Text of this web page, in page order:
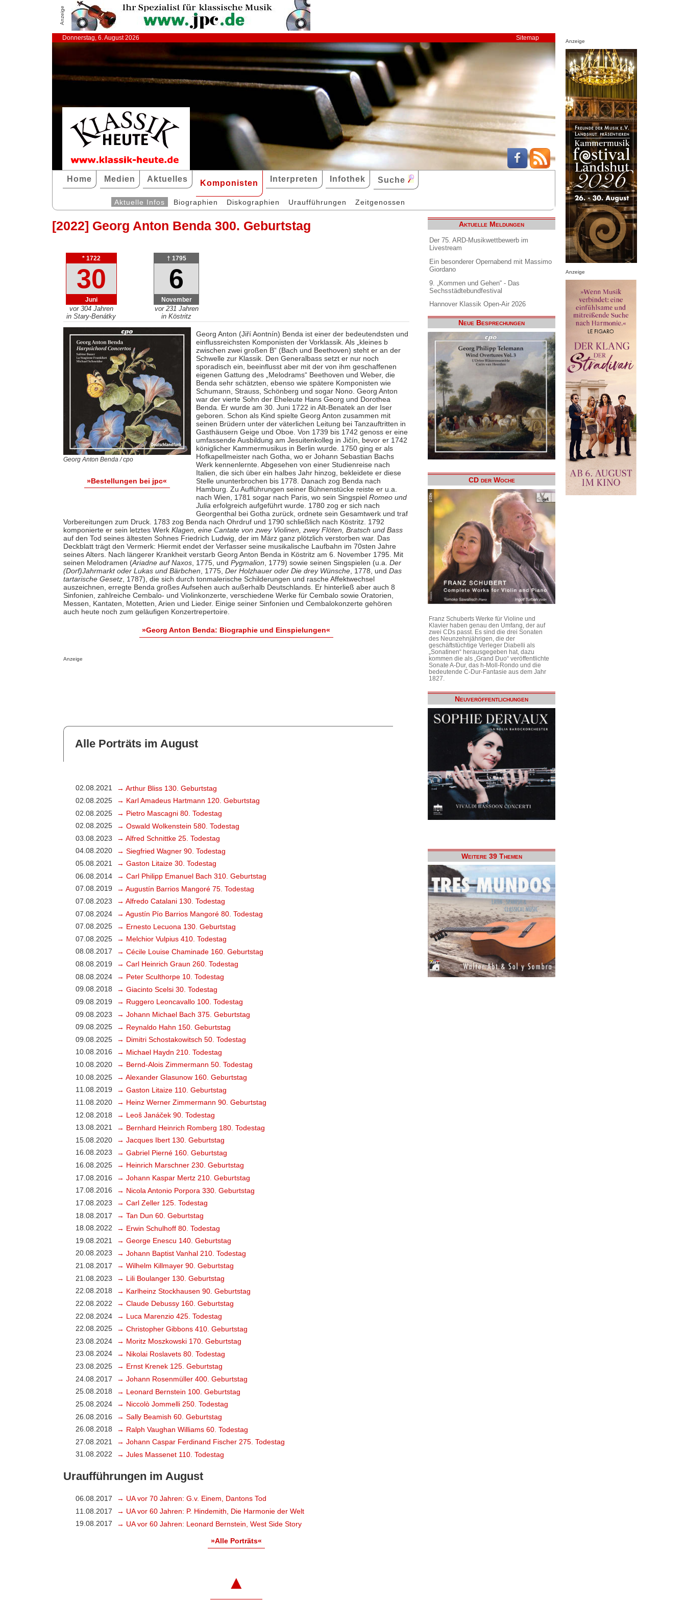
Anzeige
Donnerstag, 6. August 2026 Sitemap
Home Medien Aktuelles Komponisten Interpreten Infothek Suche
Aktuelle Infos Biographien Diskographien Uraufführungen Zeitgenossen
[2022] Georg Anton Benda 300. Geburtstag
* 1722
30
Juni
vor 304 Jahren
in Stary-Benátky
† 1795
6
November
vor 231 Jahren
in Köstritz
Georg Anton Benda / cpo
»Bestellungen bei jpc«
Georg Anton (Jiří Aontnín) Benda ist einer der bedeutendsten und
einflussreichsten Komponisten der Vorklassik. Als „kleines b
zwischen zwei großen B“ (Bach und Beethoven) steht er an der
Schwelle zur Klassik. Den Generalbass setzt er nur noch
sporadisch ein, beeinflusst aber mit der von ihm geschaffenen
eigenen Gattung des „Melodrams“ Beethoven und Weber, die
Benda sehr schätzten, ebenso wie spätere Komponisten wie
Schumann, Strauss, Schönberg und sogar Nono. Georg Anton
war der vierte Sohn der Eheleute Hans Georg und Dorothea
Benda. Er wurde am 30. Juni 1722 in Alt-Benatek an der Iser
geboren. Schon als Kind spielte Georg Anton zusammen mit
seinen Brüdern unter der väterlichen Leitung bei Tanzauftritten in
Gasthäusern Geige und Oboe. Von 1739 bis 1742 genoss er eine
umfassende Ausbildung am Jesuitenkolleg in Jičín, bevor er 1742
königlicher Kammermusikus in Berlin wurde. 1750 ging er als
Hofkapellmeister nach Gotha, wo er Johann Sebastian Bachs
Werk kennenlernte. Abgesehen von einer Studienreise nach
Italien, die sich über ein halbes Jahr hinzog, bekleidete er diese
Stelle ununterbrochen bis 1778. Danach zog Benda nach
Hamburg. Zu Aufführungen seiner Bühnenstücke reiste er u.a.
nach Wien, 1781 sogar nach Paris, wo sein Singspiel Romeo und
Julia erfolgreich aufgeführt wurde. 1780 zog er sich nach
Georgenthal bei Gotha zurück, ordnete sein Gesamtwerk und traf
Vorbereitungen zum Druck. 1783 zog Benda nach Ohrdruf und 1790 schließlich nach Köstritz. 1792
komponierte er sein letztes Werk Klagen, eine Cantate von zwey Violinen, zwey Flöten, Bratsch und Bass
auf den Tod seines ältesten Sohnes Friedrich Ludwig, der im März ganz plötzlich verstorben war. Das
Deckblatt trägt den Vermerk: Hiermit endet der Verfasser seine musikalische Laufbahn im 70sten Jahre
seines Alters. Nach längerer Krankheit verstarb Georg Anton Benda in Köstritz am 6. November 1795. Mit
seinen Melodramen (Ariadne auf Naxos, 1775, und Pygmalion , 1779) sowie seinen Singspielen (u.a. Der
(Dorf)Jahrmarkt oder Lukas und Bärbchen , 1775, Der Holzhauer oder Die drey Wünsche, 1778, und Das
tartarische Gesetz, 1787), die sich durch tonmalerische Schilderungen und rasche Affektwechsel
auszeichnen, erregte Benda großes Aufsehen auch außerhalb Deutschlands. Er hinterließ aber auch 8
Sinfonien, zahlreiche Cembalo- und Violinkonzerte, verschiedene Werke für Cembalo sowie Oratorien,
Messen, Kantaten, Motetten, Arien und Lieder. Einige seiner Sinfonien und Cembalokonzerte gehören
auch heute noch zum geläufigen Konzertrepertoire.
»Georg Anton Benda: Biographie und Einspielungen«
Anzeige
Alle Porträts im August
02.08.2021
→ Arthur Bliss 130. Geburtstag
02.08.2025
→ Karl Amadeus Hartmann 120. Geburtstag
02.08.2025
→ Pietro Mascagni 80. Todestag
02.08.2025
→ Oswald Wolkenstein 580. Todestag
03.08.2023
→ Alfred Schnittke 25. Todestag
04.08.2020
→ Siegfried Wagner 90. Todestag
05.08.2021
→ Gaston Litaize 30. Todestag
06.08.2014
→ Carl Philipp Emanuel Bach 310. Geburtstag
07.08.2019
→ Augustín Barrios Mangoré 75. Todestag
07.08.2023
→ Alfredo Catalani 130. Todestag
07.08.2024
→ Agustín Pío Barrios Mangoré 80. Todestag
07.08.2025
→ Ernesto Lecuona 130. Geburtstag
07.08.2025
→ Melchior Vulpius 410. Todestag
08.08.2017
→ Cécile Louise Chaminade 160. Geburtstag
08.08.2019
→ Carl Heinrich Graun 260. Todestag
08.08.2024
→ Peter Sculthorpe 10. Todestag
09.08.2018
→ Giacinto Scelsi 30. Todestag
09.08.2019
→ Ruggero Leoncavallo 100. Todestag
09.08.2023
→ Johann Michael Bach 375. Geburtstag
09.08.2025
→ Reynaldo Hahn 150. Geburtstag
09.08.2025
→ Dimitri Schostakowitsch 50. Todestag
10.08.2016
→ Michael Haydn 210. Todestag
10.08.2020
→ Bernd-Alois Zimmermann 50. Todestag
10.08.2025
→ Alexander Glasunow 160. Geburtstag
11.08.2019
→ Gaston Litaize 110. Geburtstag
11.08.2020
→ Heinz Werner Zimmermann 90. Geburtstag
12.08.2018
→ Leoš Janáček 90. Todestag
13.08.2021
→ Bernhard Heinrich Romberg 180. Todestag
15.08.2020
→ Jacques Ibert 130. Geburtstag
16.08.2023
→ Gabriel Pierné 160. Geburtstag
16.08.2025
→ Heinrich Marschner 230. Geburtstag
17.08.2016
→ Johann Kaspar Mertz 210. Geburtstag
17.08.2016
→ Nicola Antonio Porpora 330. Geburtstag
17.08.2023
→ Carl Zeller 125. Todestag
18.08.2017
→ Tan Dun 60. Geburtstag
18.08.2022
→ Erwin Schulhoff 80. Todestag
19.08.2021
→ George Enescu 140. Geburtstag
20.08.2023
→ Johann Baptist Vanhal 210. Todestag
21.08.2017
→ Wilhelm Killmayer 90. Geburtstag
21.08.2023
→ Lili Boulanger 130. Geburtstag
22.08.2018
→ Karlheinz Stockhausen 90. Geburtstag
22.08.2022
→ Claude Debussy 160. Geburtstag
22.08.2024
→ Luca Marenzio 425. Todestag
22.08.2025
→ Christopher Gibbons 410. Geburtstag
23.08.2024
→ Moritz Moszkowski 170. Geburtstag
23.08.2024
→ Nikolai Roslavets 80. Todestag
23.08.2025
→ Ernst Krenek 125. Geburtstag
24.08.2017
→ Johann Rosenmüller 400. Geburtstag
25.08.2018
→ Leonard Bernstein 100. Geburtstag
25.08.2024
→ Niccolò Jommelli 250. Todestag
26.08.2016
→ Sally Beamish 60. Geburtstag
26.08.2018
→ Ralph Vaughan Williams 60. Todestag
27.08.2021
→ Johann Caspar Ferdinand Fischer 275. Todestag
31.08.2022
→ Jules Massenet 110. Todestag
Uraufführungen im August
06.08.2017
→ UA vor 70 Jahren: G.v. Einem, Dantons Tod
11.08.2017
→ UA vor 60 Jahren: P. Hindemith, Die Harmonie der Welt
19.08.2017
→ UA vor 60 Jahren: Leonard Bernstein, West Side Story
»Alle Porträts«
▲
Aktuelle Meldungen
Der 75. ARD-Musikwettbewerb im
Livestream
Ein besonderer Opernabend mit Massimo
Giordano
9. „Kommen und Gehen“ - Das
Sechsstädtebundfestival
Hannover Klassik Open-Air 2026
Neue Besprechungen
CD der Woche
Franz Schuberts Werke für Violine und
Klavier haben genau den Umfang, der auf
zwei CDs passt. Es sind die drei Sonaten
des Neunzehnjährigen, die der
geschäftstüchtige Verleger Diabelli als
„Sonatinen“ herausgegeben hat, dazu
kommen die als „Grand Duo“ veröffentlichte
Sonate A-Dur, das h-Moll-Rondo und die
bedeutende C-Dur-Fantasie aus dem Jahr
1827.
Neuveröffentlichungen
Weitere 39 Themen
Anzeige
Anzeige